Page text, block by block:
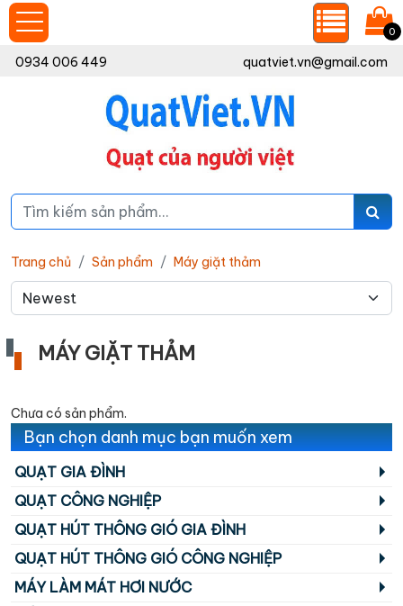
0
0934 006 449 quatviet.vn@gmail.com
Trang chủ Sản phẩm Máy giặt thảm
MÁY GIẶT THẢM
Chưa có sản phẩm.
Bạn chọn danh mục bạn muốn xem
QUẠT GIA ĐÌNH
QUẠT CÔNG NGHIỆP
QUẠT HÚT THÔNG GIÓ GIA ĐÌNH
QUẠT HÚT THÔNG GIÓ CÔNG NGHIỆP
MÁY LÀM MÁT HƠI NƯỚC